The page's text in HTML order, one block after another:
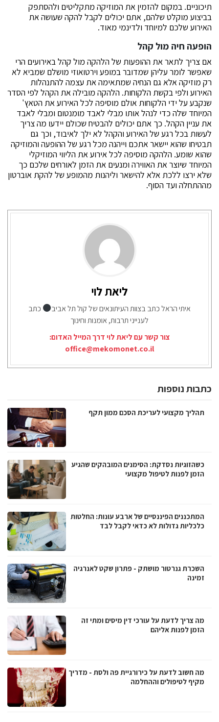
תיכוניים. במקום להזמין את המוזיקה מתקליטים ולהסתפק
בביצוע מוקלט שלהם, אתם יכולים לקבל להקה שעושה את
האירוע שלכם למיוחד ולדינמי מאוד.
הופעה חיה מול קהל
אם צריך לתאר את ההופעות של הלהקה מול קהל באירועים הרי
שאפשר לומר עליהן שמדובר במופע וירטואוזי מושלם שמביא לא
רק מוזיקה אלא גם הנחיה שמתאימה את עצמה להתנהלות
האירוע ולפי בקשת הלקוחות. הלהקה מובילה את הקהל לפי הסדר
שנקבע על ידי הלקוחות אולם מוסיפה לכל האירוע את הטאץ'
המיוחד שלה כדי לנהל אותו מבלי לאבד מומנטום ומבלי לאבד
את עניין הקהל. כך אתם יכולים להבטיח שכולם יידעו מה צריך
לעשות בכל רגע של האירוע והקהל לא ילך לאיבוד, וכך גם
תבטיחו שהוא יישאר אתכם וייהנה מכל רגע של ההופעה והמוזיקה
שהוא שומע. הלהקה מוסיפה לכל אירוע את הליווי המוזיקלי
המיוחד שיוצר את האווירה ומנעים את הזמן לאורחים שלכם כך
שלא ירצו ללכת אלא להישאר וליהנות מהמופע של להקת אוברטון
מההתחלה ועד הסוף.
ליאת לוי
איתי הראל כתב בצוות העיתונאים של קול תל אביב
כתב
לענייני תרבות, אומנות וחינוך
צור קשר עם ליאת לוי דרך המייל האדום:
office@mekomonet.co.il
כתבות נוספות
תהליך מקצועי לעריכת הסכם ממון תקף
כשהזוגיות נסדקת: הסימנים המובהקים שהגיע
הזמן לפנות לטיפול מקצועי
המתכננים הפיננסיים של ארבע עונות: החלטות
כלכליות גדולות לא כדאי לקבל לבד
השכרת גנרטור מושתק - פתרון שקט לאנרגיה
זמינה
מה צריך לדעת על עורכי דין מיסים ומתי זה
הזמן לפנות אליהם
מה חשוב לדעת על כירורגיית פה ולסת - מדריך
מקיף לטיפולים וההחלמה